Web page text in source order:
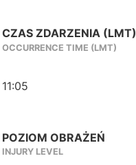
CZAS ZDARZENIA (LMT)
OCCURRENCE TIME (LMT)
11:05
POZIOM OBRAŻEŃ
INJURY LEVEL